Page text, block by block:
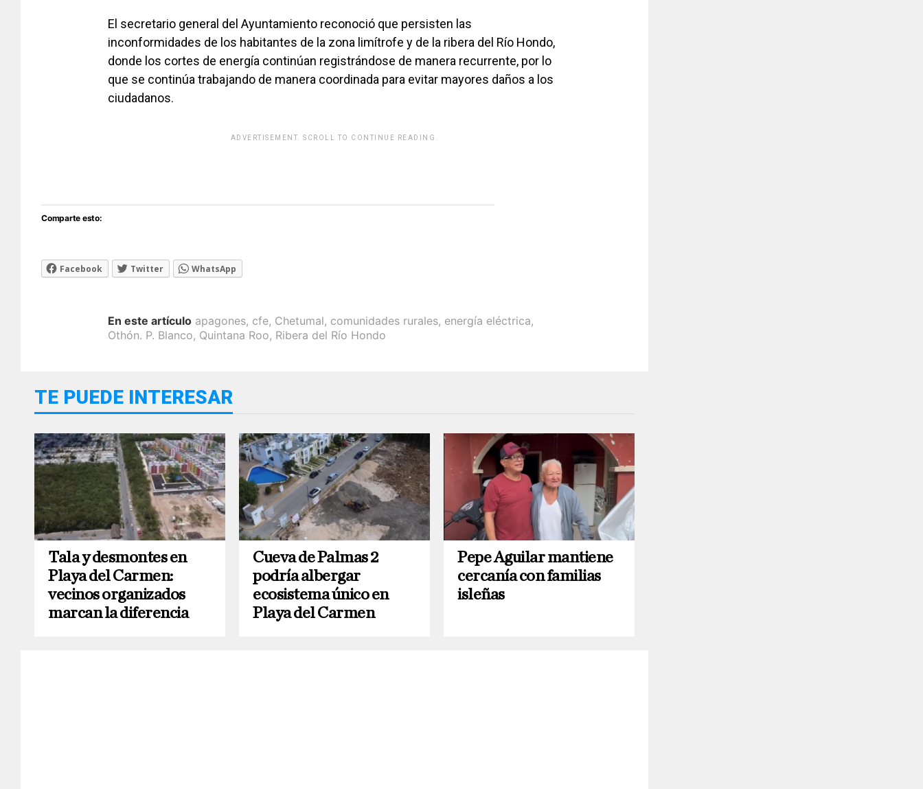
El secretario general del Ayuntamiento reconoció que persisten las
inconformidades de los habitantes de la zona limítrofe y de la ribera del Río Hondo,
donde los cortes de energía continúan registrándose de manera recurrente, por lo
que se continúa trabajando de manera coordinada para evitar mayores daños a los
ciudadanos.
ADVERTISEMENT. SCROLL TO CONTINUE READING.
Comparte esto:
Facebook Twitter WhatsApp
En este artículo apagones, cfe, Chetumal, comunidades rurales, energía eléctrica,
Othón. P. Blanco, Quintana Roo, Ribera del Río Hondo
TE PUEDE INTERESAR
Tala y desmontes en
Playa del Carmen:
vecinos organizados
marcan la diferencia
Cueva de Palmas 2
podría albergar
ecosistema único en
Playa del Carmen
Pepe Aguilar mantiene
cercanía con familias
isleñas